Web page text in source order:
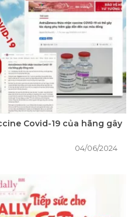
Covid-19 của hãng gây
04/06/2024